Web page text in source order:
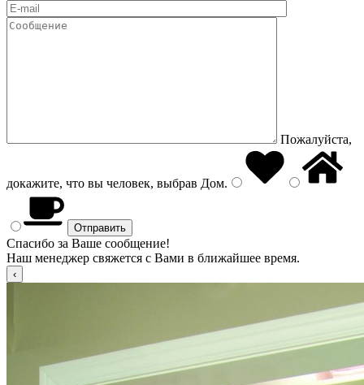
Пожалуйста,
докажите, что вы человек, выбрав Дом.
Спасибо за Ваше сообщение!
Наш менеджер свяжется с Вами в ближайшее время.